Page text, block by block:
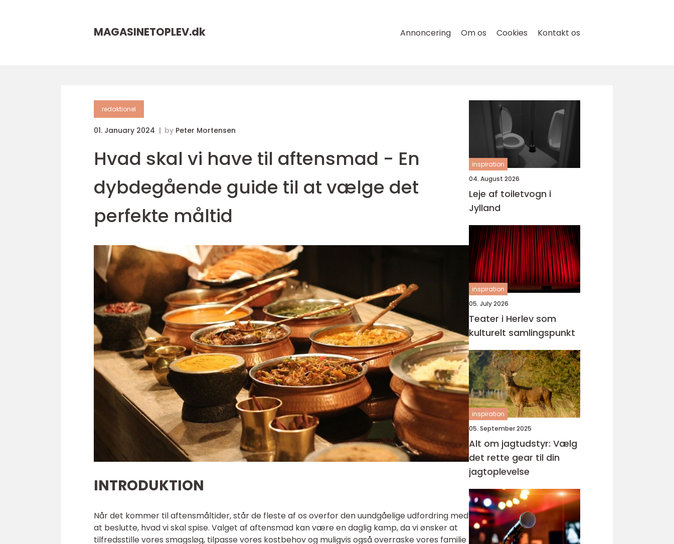
MAGASINETOPLEV.dk Annoncering Om os Cookies Kontakt os
redaktionel
01. January 2024 by Peter Mortensen
Hvad skal vi have til aftensmad - En
dybdegående guide til at vælge det
perfekte måltid
INTRODUKTION
Når det kommer til aftensmåltider, står de fleste af os overfor den uundgåelige udfordring med
at beslutte, hvad vi skal spise. Valget af aftensmad kan være en daglig kamp, da vi ønsker at
tilfredsstille vores smagsløg, tilpasse vores kostbehov og muligvis også overraske vores familie
inspiration
04. August 2026
Leje af toiletvogn i
Jylland
inspiration
05. July 2026
Teater i Herlev som
kulturelt samlingspunkt
inspiration
05. September 2025
Alt om jagtudstyr: Vælg
det rette gear til din
jagtoplevelse